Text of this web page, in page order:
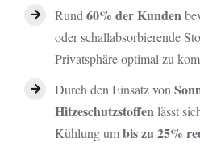
Rund60% der Kunden
oder schallabsorbierende
Privatsphäre optimal zu
Durch den Einsatz von
Hitzeschutzstoffenlässt
Kühlung umbis zu 25%